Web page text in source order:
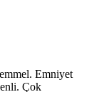
Emniyet
Çok